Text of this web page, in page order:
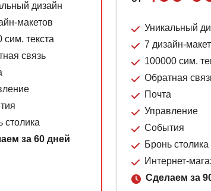
дизайн
макетов
сим. текста
связь
столика
за 60 дней
Уникальный
7 дизайн-
100000 сим.
Обратная
Почта
Управление
События
Бронь столика
Интернет-
Сделаем за